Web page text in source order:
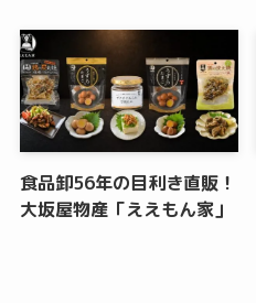
食品卸56年の目利き直販！
大坂屋物産「ええもん家」